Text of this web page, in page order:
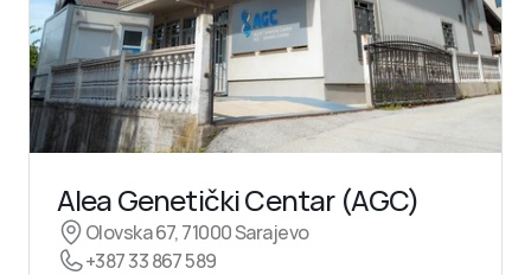
Alea Genetički Centar (AGC)
Olovska 67, 71000 Sarajevo
+387 33 867 589